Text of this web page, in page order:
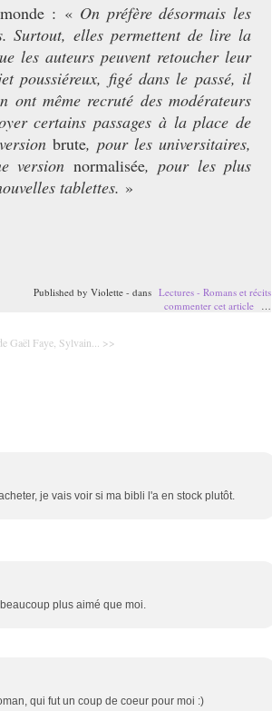
: «On préfère désormais les
Surtout, elles permettent de lire la
les auteurs peuvent retoucher leur
poussiéreux, figé dans le passé, il
ont même recruté des modérateurs
certains passages à la place de
brute, pour les universitaires,
version normalisée, pour les plus
tablettes. »
Published by Violette - dans Lectures - Romans et récits
commenter cet article
Gaël Faye, Sylvain... >>
je vais voir si ma bibli l'a en stock plutôt.
plus aimé que moi.
qui fut un coup de coeur pour moi :)